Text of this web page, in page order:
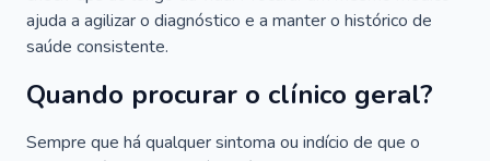
ajuda a agilizar o diagnóstico e a manter o histórico de
saúde consistente.
Quando procurar o clínico geral?
Sempre que há qualquer sintoma ou indício de que o